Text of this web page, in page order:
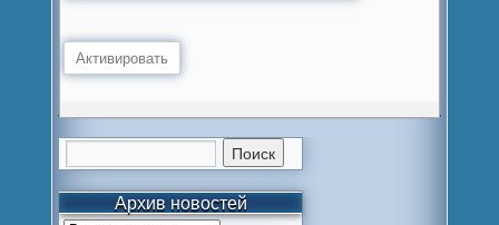
Архив новостей